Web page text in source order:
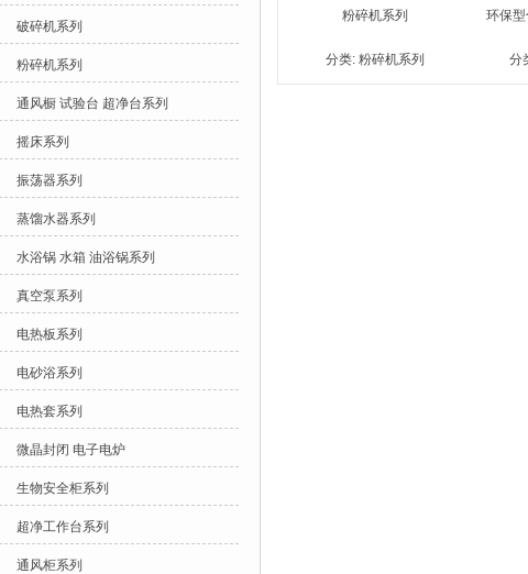
粉碎机系列
分类: 粉碎机系列
环保
分
破碎机系列
粉碎机系列
通风橱 试验台 超净台系列
摇床系列
振荡器系列
蒸馏水器系列
水浴锅 水箱 油浴锅系列
真空泵系列
电热板系列
电砂浴系列
电热套系列
微晶封闭 电子电炉
生物安全柜系列
超净工作台系列
通风柜系列